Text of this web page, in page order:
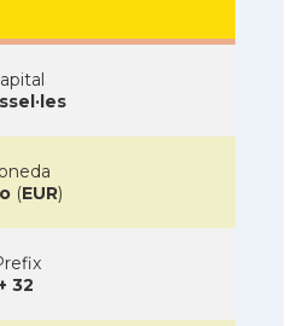
(EUR)
32